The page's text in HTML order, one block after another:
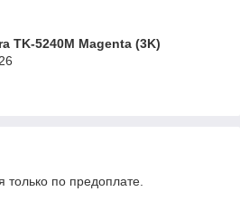
TK-5240M Magenta (3K)
только по предоплате.